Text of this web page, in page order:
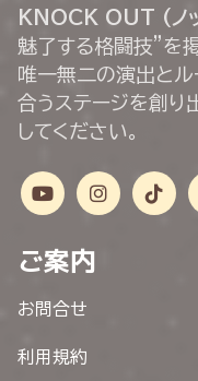
KNOCK OUT (ノ
魅了する格闘技”を掲
唯一無二の演出と
合うステージを創り
してください。
ご案内
お問合せ
利用規約